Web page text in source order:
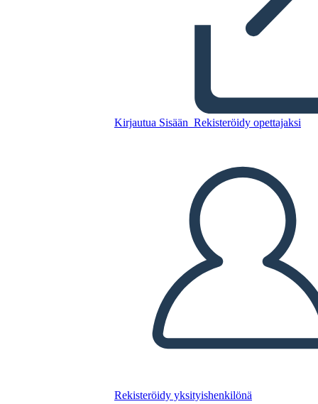
Kirjautua Sisään Rekisteröidy opettajaksi
Rekisteröidy yksityishenkilönä
Kopioi tämä kuvakäsikirjoitus
TOISTA DIAESITYS
LUE MINULLE